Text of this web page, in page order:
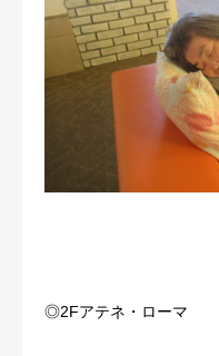
◎2Fアテネ・ローマ